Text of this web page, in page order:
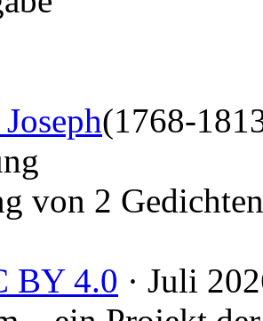
(1768-
von 2
BY 4.0 · Juli